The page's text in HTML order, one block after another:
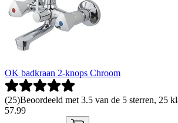
OK badkraan 2-knops Chroom
(25)Beoordeeld met 3.5 van de 5 sterren, 25
57.99